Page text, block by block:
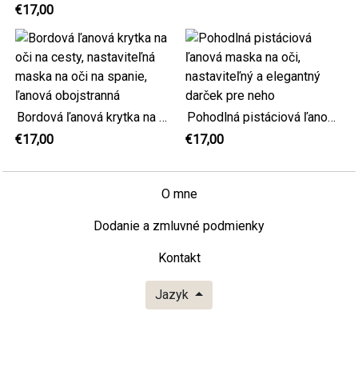
€17,00
Bordová ľanová krytka na oči na cesty, nastaviteľná maska na oči na spanie, ľanová obojstranná
€17,00
Pohodlná pistáciová ľanová maska na oči, nastaviteľný a elegantný darček pre neho
€17,00
O mne
Dodanie a zmluvné podmienky
Kontakt
Jazyk